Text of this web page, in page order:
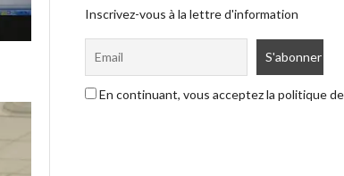
Inscrivez-vous à la lettre d'information
En continuant, vous acceptez la politique